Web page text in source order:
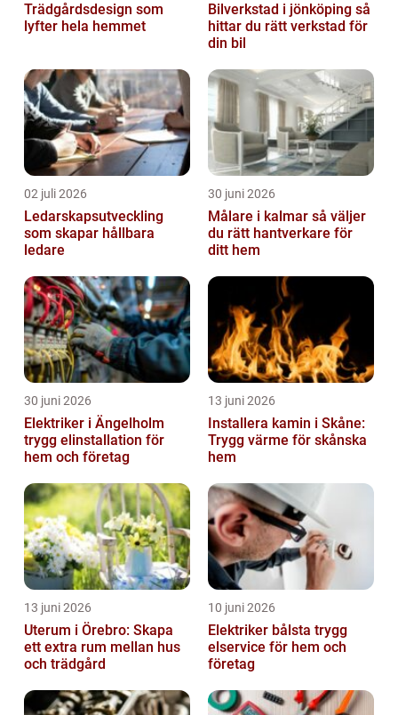
Trädgårdsdesign som
lyfter hela hemmet
Bilverkstad i jönköping så
hittar du rätt verkstad för
din bil
02 juli 2026
Ledarskapsutveckling
som skapar hållbara
ledare
30 juni 2026
Målare i kalmar så väljer
du rätt hantverkare för
ditt hem
30 juni 2026
Elektriker i Ängelholm
trygg elinstallation för
hem och företag
13 juni 2026
Installera kamin i Skåne:
Trygg värme för skånska
hem
13 juni 2026
Uterum i Örebro: Skapa
ett extra rum mellan hus
och trädgård
10 juni 2026
Elektriker bålsta trygg
elservice för hem och
företag